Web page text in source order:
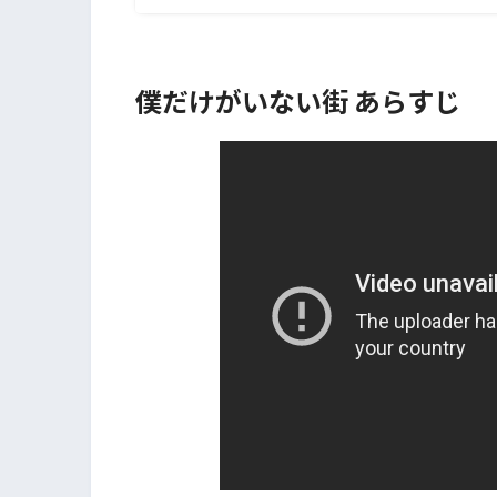
僕だけがいない街 あらすじ